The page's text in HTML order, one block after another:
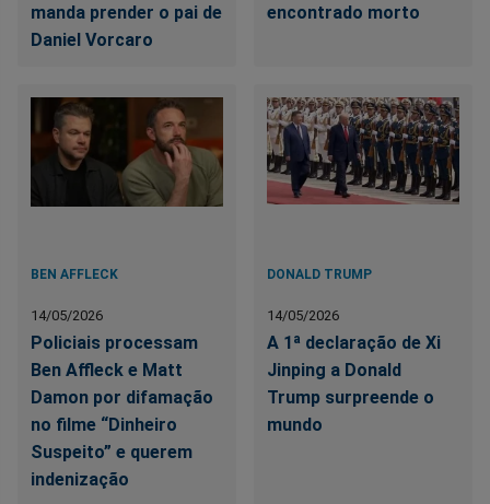
manda prender o pai de
Daniel Vorcaro
encontrado morto
BEN AFFLECK
14/05/2026
Policiais processam
Ben Affleck e Matt
Damon por difamação
no filme “Dinheiro
Suspeito” e querem
indenização
DONALD TRUMP
14/05/2026
A 1ª declaração de Xi
Jinping a Donald
Trump surpreende o
mundo